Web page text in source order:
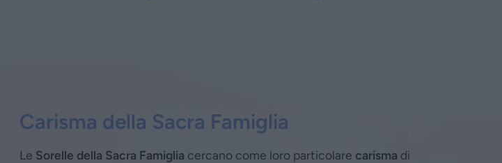
Carisma della Sacra Famiglia
Le Sorelle della Sacra Famiglia cercano come loro particolare carisma di